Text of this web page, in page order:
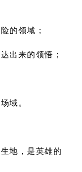
的领域；
出来的领悟；
域。
地，是英雄的